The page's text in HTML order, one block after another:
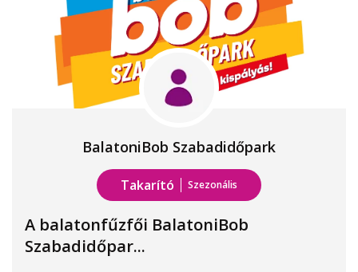
BalatoniBob Szabadidőpark
Takarító Szezonális
A balatonfűzfői BalatoniBob
Szabadidőpar...